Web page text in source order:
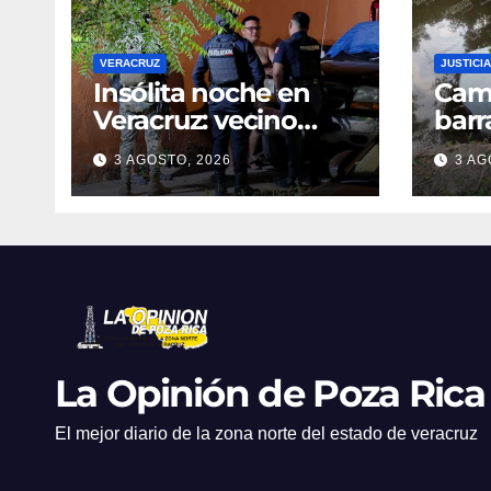
VERACRUZ
Insólita noche en
Veracruz: vecino
denuncia intento de
cateo tras viralizar
video captado por
3 AGOSTO, 2026
JUSTICIA
en
3
La Opinión de Poza Rica
El mejor diario de la zona norte del estado de veracruz